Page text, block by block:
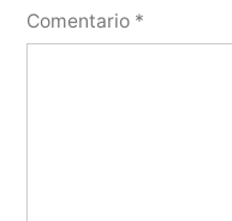
Comentario *